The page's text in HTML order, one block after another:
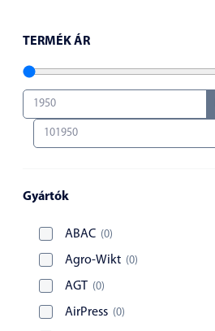
TERMÉK ÁR
Gyártók
ABAC (0)
Agro-Wikt (0)
AGT (0)
AirPress (0)